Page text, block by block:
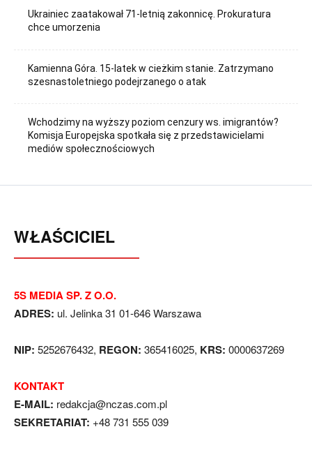
Ukrainiec zaatakował 71-letnią zakonnicę. Prokuratura
chce umorzenia
Kamienna Góra. 15-latek w cieżkim stanie. Zatrzymano
szesnastoletniego podejrzanego o atak
Wchodzimy na wyższy poziom cenzury ws. imigrantów?
Komisja Europejska spotkała się z przedstawicielami
mediów społecznościowych
WŁAŚCICIEL
5S MEDIA SP. Z O.O.
ADRES: ul. Jelinka 31 01-646 Warszawa
NIP: 5252676432, REGON: 365416025, KRS: 0000637269
KONTAKT
E-MAIL: redakcja@nczas.com.pl
SEKRETARIAT: +48 731 555 039